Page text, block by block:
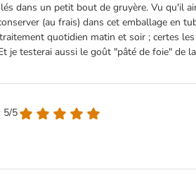
dans un petit bout de gruyère. Vu qu'il
(au frais) dans cet emballage en
quotidien matin et soir ; certes
je testerai aussi le goût "pâté de foie" de
5/5